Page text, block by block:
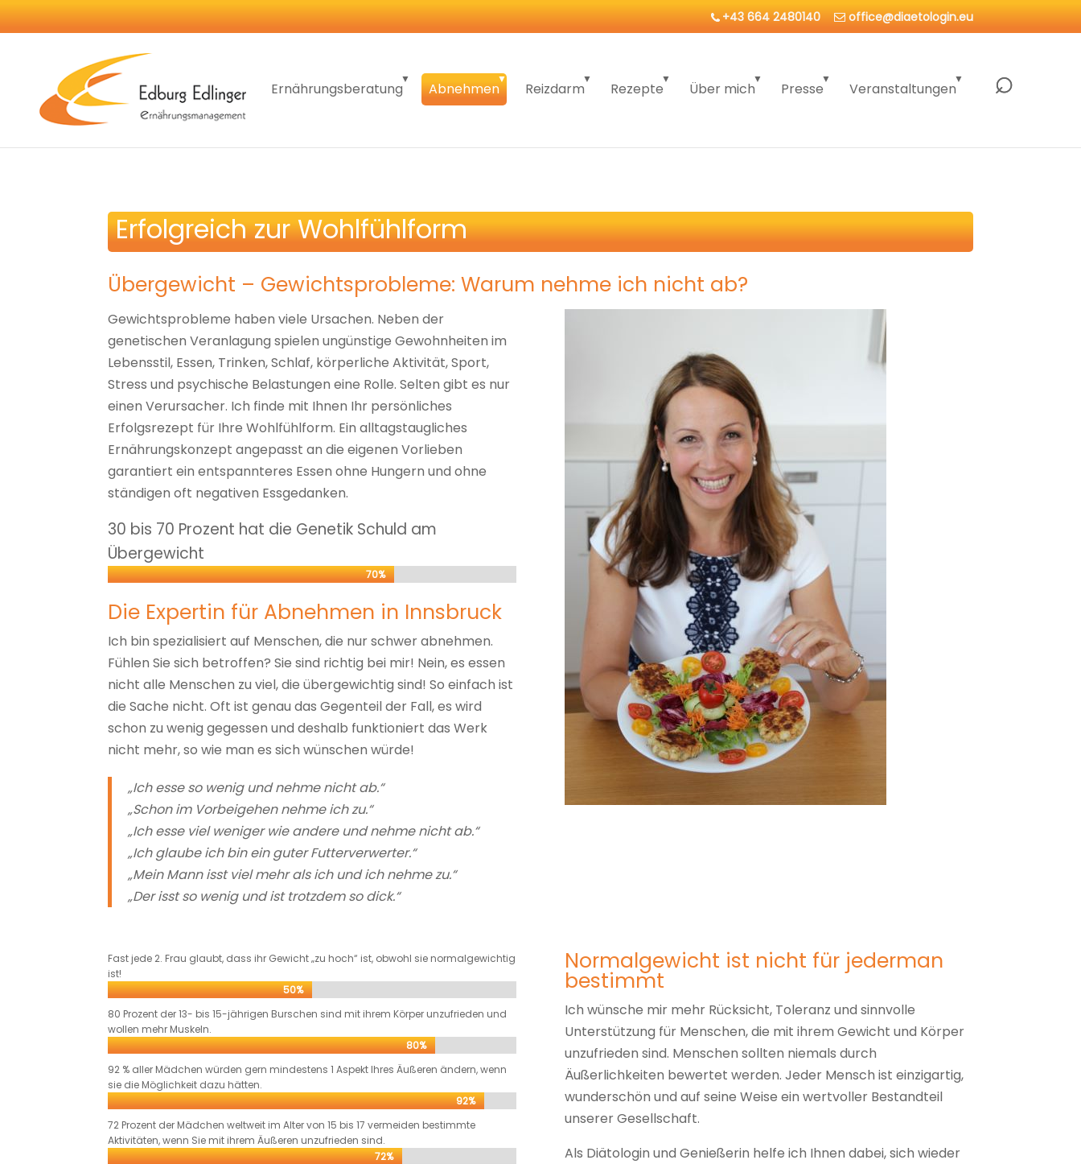
+43 664 2480140 office@diaetologin.eu
Ernährungsberatung Abnehmen Reizdarm Rezepte Über mich Presse Veranstaltungen
Erfolgreich zur Wohlfühlform
Übergewicht – Gewichtsprobleme: Warum nehme ich nicht ab?
Gewichtsprobleme haben viele Ursachen. Neben der
genetischen Veranlagung spielen ungünstige Gewohnheiten im
Lebensstil, Essen, Trinken, Schlaf, körperliche Aktivität, Sport,
Stress und psychische Belastungen eine Rolle. Selten gibt es nur
einen Verursacher. Ich finde mit Ihnen Ihr persönliches
Erfolgsrezept für Ihre Wohlfühlform. Ein alltagstaugliches
Ernährungskonzept angepasst an die eigenen Vorlieben
garantiert ein entspannteres Essen ohne Hungern und ohne
ständigen oft negativen Essgedanken.
30 bis 70 Prozent hat die Genetik Schuld am
Übergewicht
70%
70%
Die Expertin für Abnehmen in Innsbruck
Ich bin spezialisiert auf Menschen, die nur schwer abnehmen.
Fühlen Sie sich betroffen? Sie sind richtig bei mir! Nein, es essen
nicht alle Menschen zu viel, die übergewichtig sind! So einfach ist
die Sache nicht. Oft ist genau das Gegenteil der Fall, es wird
schon zu wenig gegessen und deshalb funktioniert das Werk
nicht mehr, so wie man es sich wünschen würde!
„Ich esse so wenig und nehme nicht ab.“
„Schon im Vorbeigehen nehme ich zu.“
„Ich esse viel weniger wie andere und nehme nicht ab.“
„Ich glaube ich bin ein guter Futterverwerter.“
„Mein Mann isst viel mehr als ich und ich nehme zu.“
„Der isst so wenig und ist trotzdem so dick.“
Fast jede 2. Frau glaubt, dass ihr Gewicht „zu hoch“ ist, obwohl sie normalgewichtig
ist!
50%
50%
80 Prozent der 13- bis 15-jährigen Burschen sind mit ihrem Körper unzufrieden und
wollen mehr Muskeln.
80%
80%
92 % aller Mädchen würden gern mindestens 1 Aspekt Ihres Äußeren ändern, wenn
sie die Möglichkeit dazu hätten.
92%
92%
72 Prozent der Mädchen weltweit im Alter von 15 bis 17 vermeiden bestimmte
Aktivitäten, wenn Sie mit ihrem Äußeren unzufrieden sind.
72%
72%
Normalgewicht ist nicht für jederman
bestimmt
Ich wünsche mir mehr Rücksicht, Toleranz und sinnvolle
Unterstützung für Menschen, die mit ihrem Gewicht und Körper
unzufrieden sind. Menschen sollten niemals durch
Äußerlichkeiten bewertet werden. Jeder Mensch ist einzigartig,
wunderschön und auf seine Weise ein wertvoller Bestandteil
unserer Gesellschaft.
Als Diätologin und Genießerin helfe ich Ihnen dabei, sich wieder